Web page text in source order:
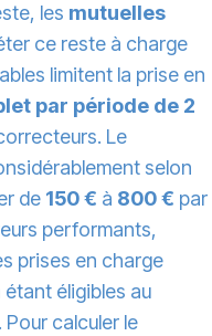
les mutuelles
ce reste à charge
limitent la prise en
par période de 2
Le
selon
de 150 € à 800 € par
performants,
prises en charge
éligibles au
. Pour calculer le